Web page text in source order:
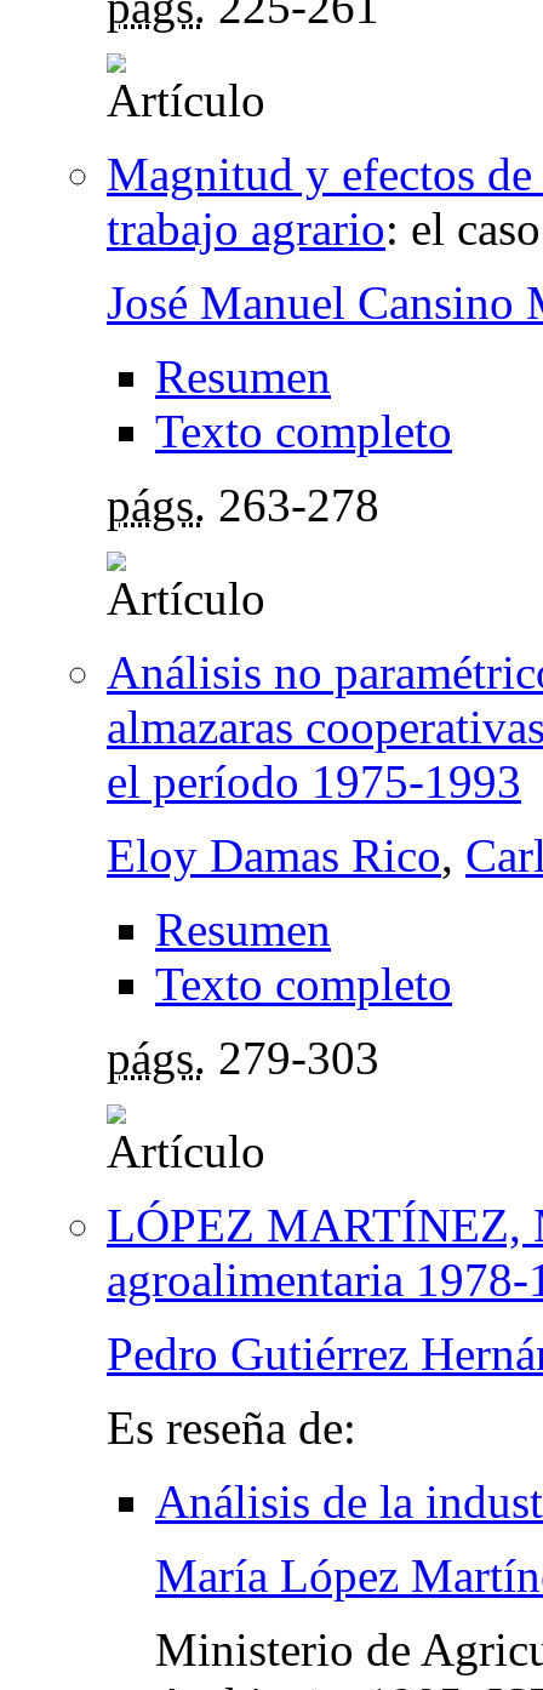
Magnitud y efectos
trabajo agrario: el
José Manuel Cansino
Resumen
Texto completo
págs. 263-278
Análisis no
almazaras
el período 1975-1993
Eloy Damas Rico,
Resumen
Texto completo
págs. 279-303
LÓPEZ MARTÍNEZ,
agroalimentaria 1978-
Pedro Gutiérrez
Es reseña de:
Análisis de la
María López
Ministerio de